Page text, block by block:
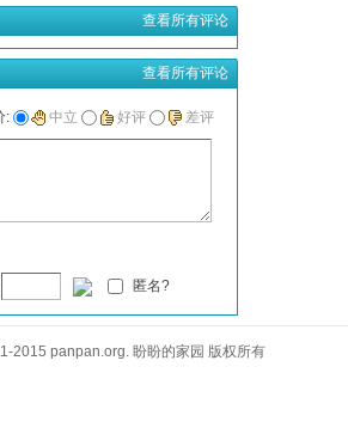
查看所有评论
查看所有评论
: 中立 好评 差评
匿名?
2015 panpan.org. 盼盼的家园 版权所有